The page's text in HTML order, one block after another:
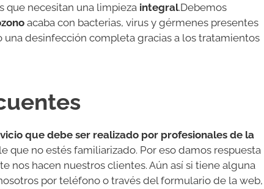
que necesitan una limpieza integral.Debemos
acaba con bacterias, virus y gérmenes presentes
una desinfección completa gracias a los tratamientos
que debe ser realizado por profesionales de la
que no estés familiarizado. Por eso damos respuesta
nos hacen nuestros clientes. Aún así si tiene alguna
por teléfono o través del formulario de la web,